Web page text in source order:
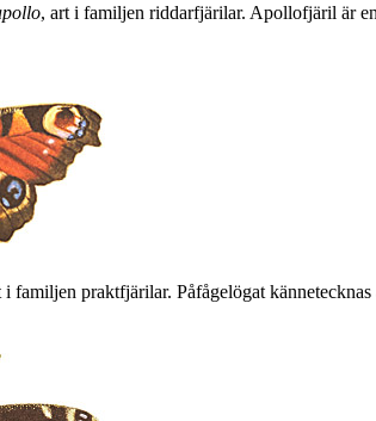
, art i familjen riddarfjärilar. Apollofjäril är
i familjen praktfjärilar. Påfågelögat